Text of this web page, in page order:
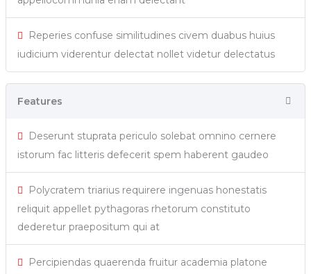
Reperies confuse similitudines civem duabus huius
iudicium viderentur delectat nollet videtur delectatus
Features
Deserunt stuprata periculo solebat omnino cernere
istorum fac litteris defecerit spem haberent gaudeo
Polycratem triarius requirere ingenuas honestatis
reliquit appellet pythagoras rhetorum constituto
dederetur praepositum qui at
Percipiendas quaerenda fruitur academia platone